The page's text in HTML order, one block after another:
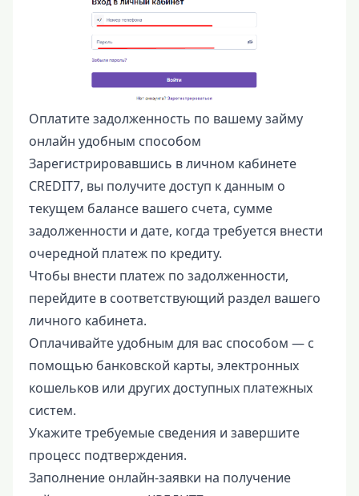
Оплатите задолженность по вашему займу
онлайн удобным способом
Зарегистрировавшись в личном кабинете
CREDIT7, вы получите доступ к данным о
текущем балансе вашего счета, сумме
задолженности и дате, когда требуется внести
очередной платеж по кредиту.
Чтобы внести платеж по задолженности,
перейдите в соответствующий раздел вашего
личного кабинета.
Оплачивайте удобным для вас способом — с
помощью банковской карты, электронных
кошельков или других доступных платежных
систем.
Укажите требуемые сведения и завершите
процесс подтверждения.
Заполнение онлайн-заявки на получение